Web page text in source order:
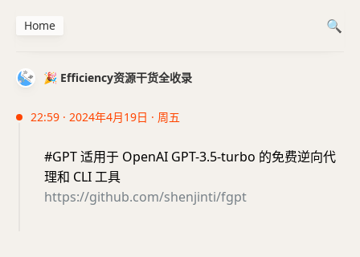
🎉 Efficiency资源干货全收录
22:59 · 2024年4月19日 · 周五
#GPT 适用于 OpenAI GPT-3.5-turbo 的免费逆向代
理和 CLI 工具
https://github.com/shenjinti/fgpt
Home